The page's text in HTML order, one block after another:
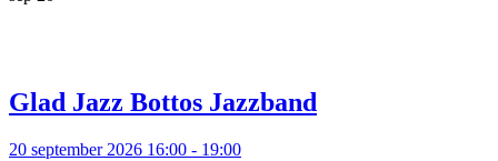
Glad Jazz Bottos Jazzband
20 september 2026 16:00 - 19:00